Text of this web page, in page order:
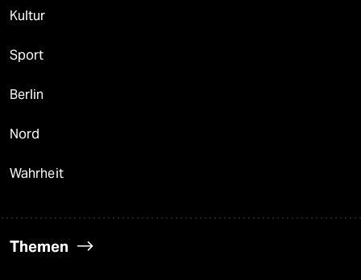
Kultur
Sport
Berlin
Nord
Wahrheit
Themen